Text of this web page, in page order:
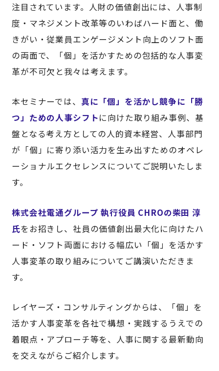
注目されています。人財の価値創出には、人事制
度・マネジメント改革等のいわばハード面と、働
きがい・従業員エンゲージメント向上のソフト面
の両面で、「個」を活かすための包括的な人事変
革が不可欠と我々は考えます。
本セミナーでは、 真に「個」を活かし競争に「勝
つ」ための人事シフトに向けた取り組み事例、基
盤となる考え方としての人的資本経営、人事部門
が「個」に寄り添い活力を生み出すためのオペレ
ーショナルエクセレンスについてご説明いたしま
す。
株式会社電通グループ 執行役員 CHROの柴田 淳
氏をお招きし、社員の価値創出最大化に向けたハ
ード・ソフト両面における幅広い「個」を活かす
人事変革の取り組みについてご講演いただきま
す。​
レイヤーズ・コンサルティングからは、「個」を
活かす人事変革を各社で構想・実践するうえでの
着眼点・アプローチ等を、人事に関する最新動向
を交えながらご紹介します。